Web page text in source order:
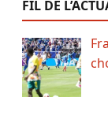
FIL DE